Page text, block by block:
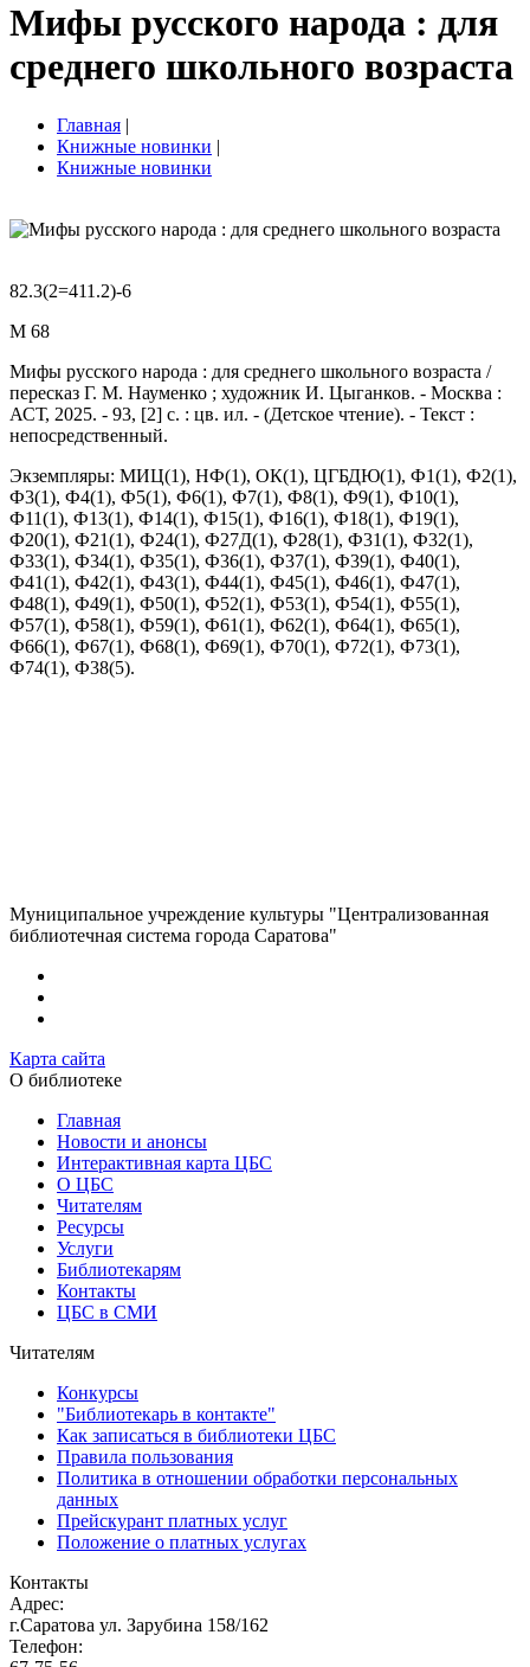
Мифы русского народа : для
среднего школьного возраста
Главная |
Книжные новинки |
Книжные новинки
82.3(2=411.2)-6
М 68
Мифы русского народа : для среднего школьного возраста /
пересказ Г. М. Науменко ; художник И. Цыганков. - Москва :
АСТ, 2025. - 93, [2] с. : цв. ил. - (Детское чтение). - Текст :
непосредственный.
Экземпляры: МИЦ(1), НФ(1), ОК(1), ЦГБДЮ(1), Ф1(1), Ф2(1),
Ф3(1), Ф4(1), Ф5(1), Ф6(1), Ф7(1), Ф8(1), Ф9(1), Ф10(1),
Ф11(1), Ф13(1), Ф14(1), Ф15(1), Ф16(1), Ф18(1), Ф19(1),
Ф20(1), Ф21(1), Ф24(1), Ф27Д(1), Ф28(1), Ф31(1), Ф32(1),
Ф33(1), Ф34(1), Ф35(1), Ф36(1), Ф37(1), Ф39(1), Ф40(1),
Ф41(1), Ф42(1), Ф43(1), Ф44(1), Ф45(1), Ф46(1), Ф47(1),
Ф48(1), Ф49(1), Ф50(1), Ф52(1), Ф53(1), Ф54(1), Ф55(1),
Ф57(1), Ф58(1), Ф59(1), Ф61(1), Ф62(1), Ф64(1), Ф65(1),
Ф66(1), Ф67(1), Ф68(1), Ф69(1), Ф70(1), Ф72(1), Ф73(1),
Ф74(1), Ф38(5).
Муниципальное учреждение культуры "Централизованная
библиотечная система города Саратова"
Карта сайта
О библиотеке
Главная
Новости и анонсы
Интерактивная карта ЦБС
О ЦБС
Читателям
Ресурсы
Услуги
Библиотекарям
Контакты
ЦБС в СМИ
Читателям
Конкурсы
"Библиотекарь в контакте"
Как записаться в библиотеки ЦБС
Правила пользования
Политика в отношении обработки персональных
данных
Прейскурант платных услуг
Положение о платных услугах
Контакты
Адрес:
г.Саратова ул. Зарубина 158/162
Телефон: